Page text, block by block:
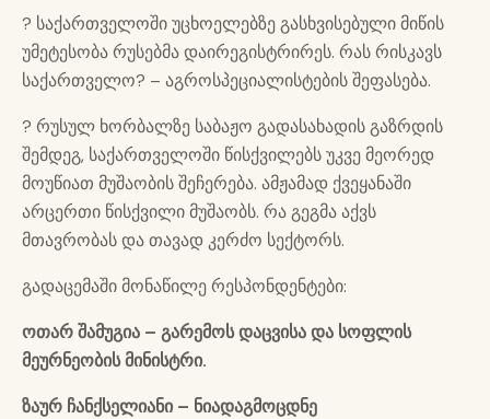
? საქართველოში უცხოელებზე გასხვისებული მიწის
უმეტესობა რუსებმა დაირეგისტრირეს. რას რისკავს
საქართველო? – აგროსპეციალისტების შეფასება.
? რუსულ ხორბალზე საბაჟო გადასახადის გაზრდის
შემდეგ, საქართველოში წისქვილებს უკვე მეორედ
მოუწიათ მუშაობის შეჩერება. ამჟამად ქვეყანაში
არცერთი წისქვილი მუშაობს. რა გეგმა აქვს
მთავრობას და თავად კერძო სექტორს.
გადაცემაში მონაწილე რესპონდენტები:
ოთარ შამუგია – გარემოს დაცვისა და სოფლის
მეურნეობის მინისტრი.
ზაურ ჩანქსელიანი – ნიადაგმოცდნე